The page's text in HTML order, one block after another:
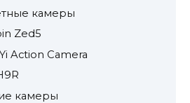
камеры
Zed5
Action Camera
камеры